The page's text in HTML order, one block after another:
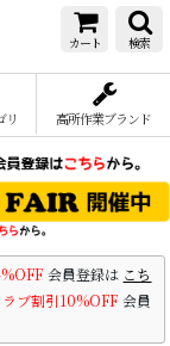
カート 検索
リ 高所作業ブランド
会員登録は こち
ブ割引10%OFF 会員